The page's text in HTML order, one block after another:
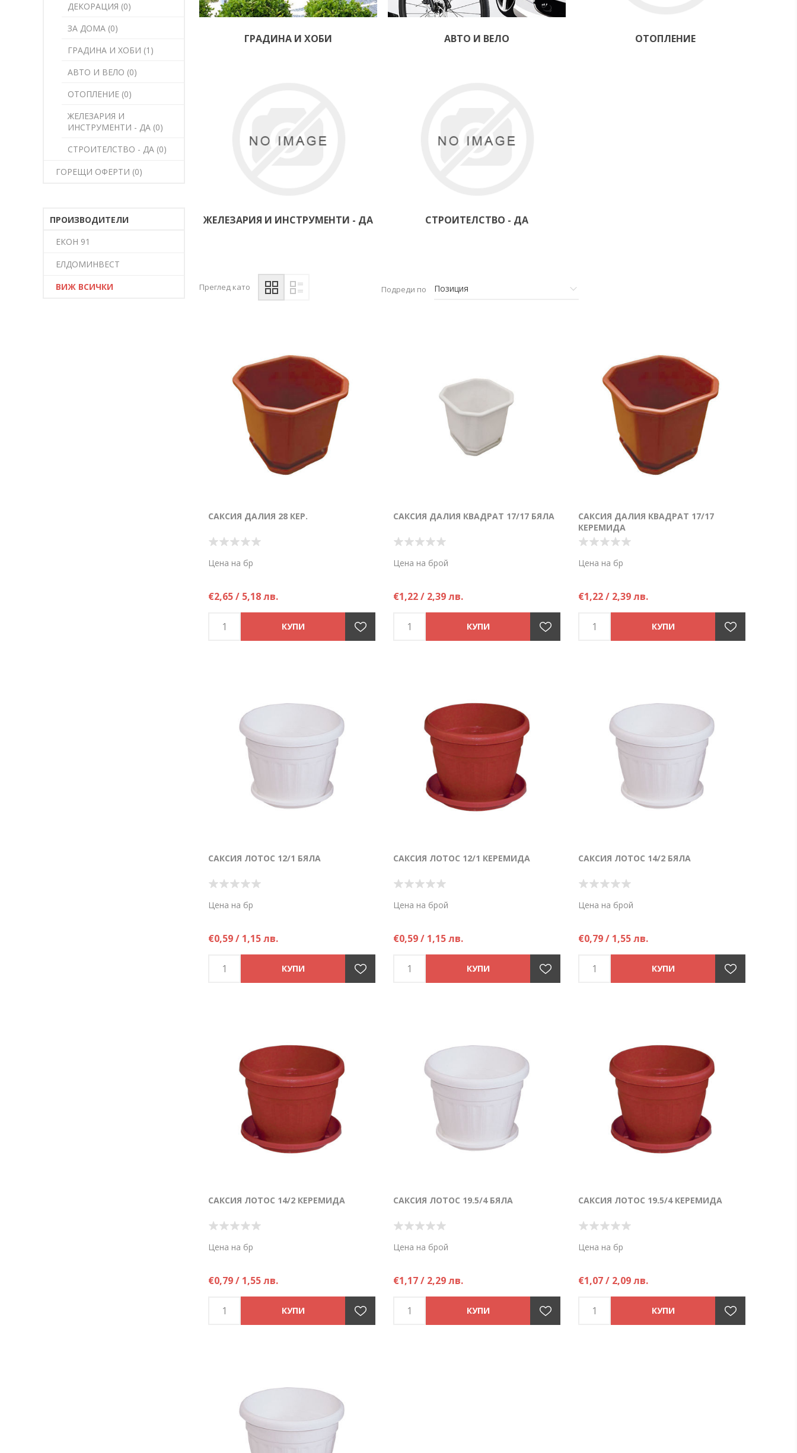
ГРАДИНА И ХОБИ АВТО И ВЕЛО ОТОПЛЕНИЕ
ЖЕЛЕЗАРИЯ И ИНСТРУМЕНТИ - ДА СТРОИТЕЛСТВО - ДА
Преглед като Подреди по
САКСИЯ ДАЛИЯ 28 КЕР.
Цена на бр
€2,65 / 5,18 лв.
САКСИЯ ДАЛИЯ КВАДРАТ 17/17 БЯЛА
Цена на брой
€1,22 / 2,39 лв.
САКСИЯ ДАЛИЯ КВАДРАТ 17/17
КЕРЕМИДА
Цена на бр
€1,22 / 2,39 лв.
САКСИЯ ЛОТОС 12/1 БЯЛА
Цена на бр
€0,59 / 1,15 лв.
САКСИЯ ЛОТОС 12/1 КЕРЕМИДА
Цена на брой
€0,59 / 1,15 лв.
САКСИЯ ЛОТОС 14/2 БЯЛА
Цена на брой
€0,79 / 1,55 лв.
САКСИЯ ЛОТОС 14/2 КЕРЕМИДА
Цена на бр
€0,79 / 1,55 лв.
САКСИЯ ЛОТОС 19.5/4 БЯЛА
Цена на брой
€1,17 / 2,29 лв.
САКСИЯ ЛОТОС 19.5/4 КЕРЕМИДА
Цена на бр
€1,07 / 2,09 лв.
ДЕКОРАЦИЯ (0)
ЗА ДОМА (0)
ГРАДИНА И ХОБИ (1)
АВТО И ВЕЛО (0)
ОТОПЛЕНИЕ (0)
ЖЕЛЕЗАРИЯ И
ИНСТРУМЕНТИ - ДА (0)
СТРОИТЕЛСТВО - ДА (0)
ГОРЕЩИ ОФЕРТИ (0)
ПРОИЗВОДИТЕЛИ
ЕКОН 91
ЕЛДОМИНВЕСТ
ВИЖ ВСИЧКИ